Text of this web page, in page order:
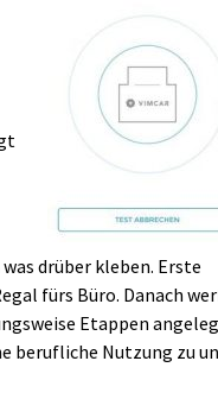
drüber kleben. Erste
fürs Büro. Danach
Etappen
berufliche Nutzung zu